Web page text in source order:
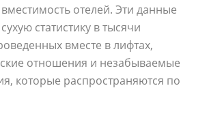
отелей. Эти данные
статистику в тысячи
вместе в лифтах,
отношения и незабываемые
которые распространяются по